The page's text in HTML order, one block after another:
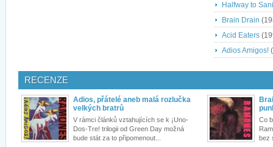
Halfway to
Brain Drain
Acid Eaters
Adios Amigos!
RECENZE
Adios, přátelé aneb malá rozlučka
velkých bratrů
V rámci článků vztahujících se k ¡Uno-
Dos-Tre! trilogii od Green Day možná
bude stát za to připomenout...
Co
bez